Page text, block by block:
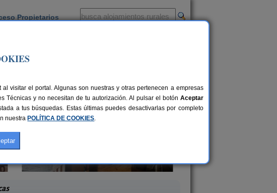
Propietarios
visitar el portal. Algunas son nuestras y otras pertenecen a empresas
Técnicas y no necesitan de tu autorización. Al pulsar el botón Aceptar
a tus búsquedas. Estas últimas puedes desactivarlas por completo
nuestra POLÍTICA DE COOKIES.